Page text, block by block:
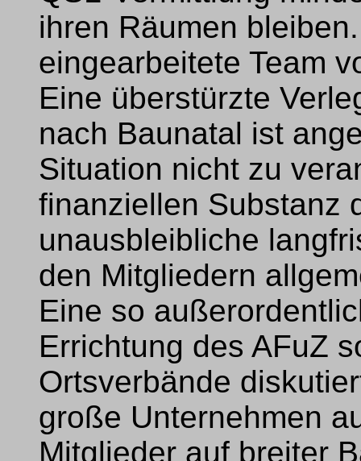
ihren Räumen
eingearbeitete Team
Eine überstürzte
nach Baunatal ist
Situation nicht zu
finanziellen Substanz
unausbleibliche
den Mitgliedern
Eine so
Errichtung des AFuZ
Ortsverbände
große Unternehmen
Mitglieder auf breiter